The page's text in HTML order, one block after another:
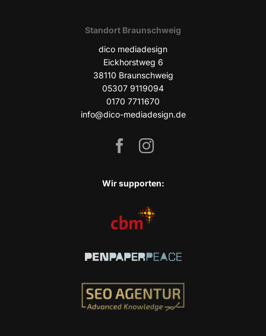
Stand­ort Braunschweig
dico media­de­sign
Eick­horst­weg 6
38110 Braun­schweig
05307 9119094
0170 7711670
info@dico-mediadesign.de
Wir sup­port­en: